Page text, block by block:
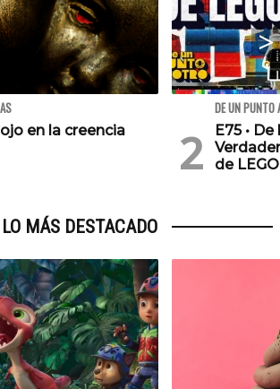
en la creencia
DE UN PUNTO
E75 •
de
LO MÁS DESTACADO